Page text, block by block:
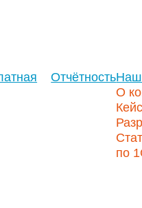
ОтчётностьНаш
О
по